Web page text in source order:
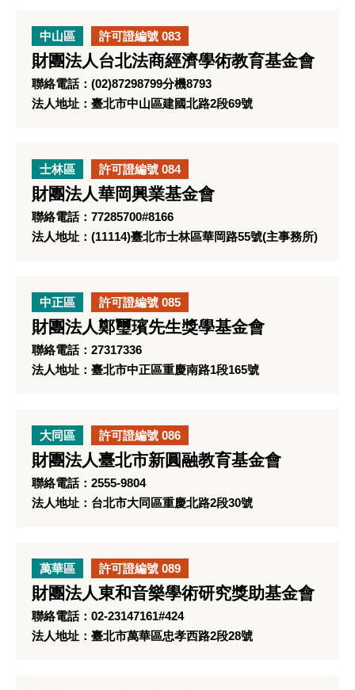
中山區 許可證編號 083
財團法人台北法商經濟學術教育基金會
聯絡電話：(02)87298799分機8793
法人地址：臺北市中山區建國北路2段69號
士林區 許可證編號 084
財團法人華岡興業基金會
聯絡電話：77285700#8166
法人地址：(11114)臺北市士林區華岡路55號(主事務所)
中正區 許可證編號 085
財團法人鄭璽璸先生獎學基金會
聯絡電話：27317336
法人地址：臺北市中正區重慶南路1段165號
大同區 許可證編號 086
財團法人臺北市新圓融教育基金會
聯絡電話：2555-9804
法人地址：台北市大同區重慶北路2段30號
萬華區 許可證編號 089
財團法人東和音樂學術研究獎助基金會
聯絡電話：02-23147161#424
法人地址：臺北市萬華區忠孝西路2段28號